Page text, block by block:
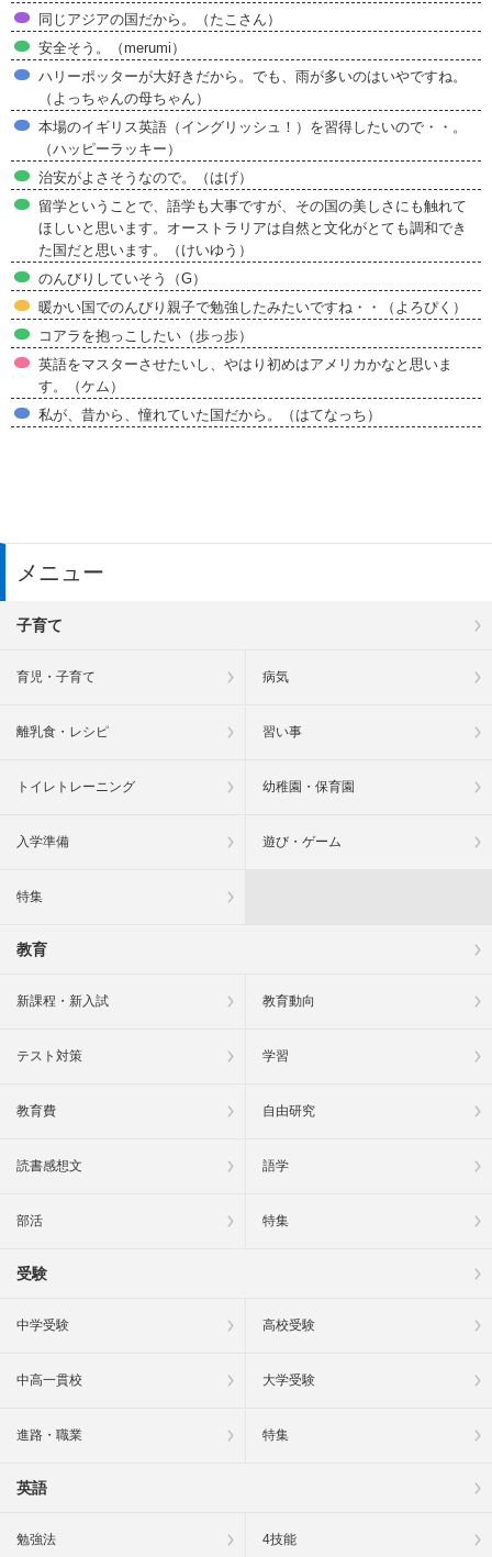
同じアジアの国だから。（たこさん）
安全そう。（merumi）
ハリーポッターが大好きだから。でも、雨が多いのはいやですね。
（よっちゃんの母ちゃん）
本場のイギリス英語（イングリッシュ！）を習得したいので・・。
（ハッピーラッキー）
治安がよさそうなので。（はげ）
留学ということで、語学も大事ですが、その国の美しさにも触れて
ほしいと思います。オーストラリアは自然と文化がとても調和でき
た国だと思います。（けいゆう）
のんびりしていそう（G）
暖かい国でのんびり親子で勉強したみたいですね・・（よろぴく）
コアラを抱っこしたい（歩っ歩）
英語をマスターさせたいし、やはり初めはアメリカかなと思いま
す。（ケム）
私が、昔から、憧れていた国だから。（はてなっち）
メニュー
子育て
育児・子育て 病気
離乳食・レシピ 習い事
トイレトレーニング 幼稚園・保育園
入学準備 遊び・ゲーム
特集
教育
新課程・新入試 教育動向
テスト対策 学習
教育費 自由研究
読書感想文 語学
部活 特集
受験
中学受験 高校受験
中高一貫校 大学受験
進路・職業 特集
英語
勉強法 4技能